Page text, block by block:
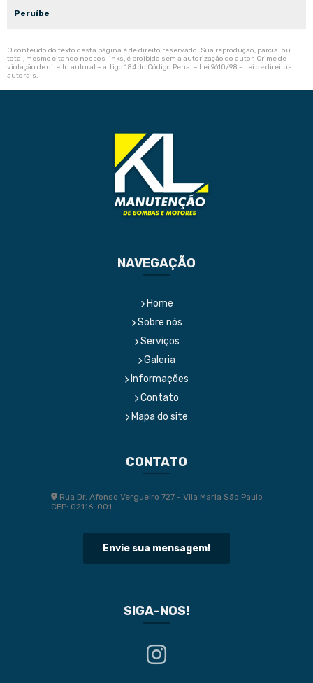
Peruíbe
O conteúdo do texto desta página é de direito reservado. Sua reprodução, parcial ou
total, mesmo citando nossos links, é proibida sem a autorização do autor. Crime de
violação de direito autoral – artigo 184 do Código Penal – Lei 9610/98 - Lei de direitos
autorais.
NAVEGAÇÃO
Home
Sobre nós
Serviços
Galeria
Informações
Contato
Mapa do site
CONTATO
Rua Dr. Afonso Vergueiro 727 - Vila Maria São Paulo
CEP: 02116-001
Envie sua mensagem!
SIGA-NOS!